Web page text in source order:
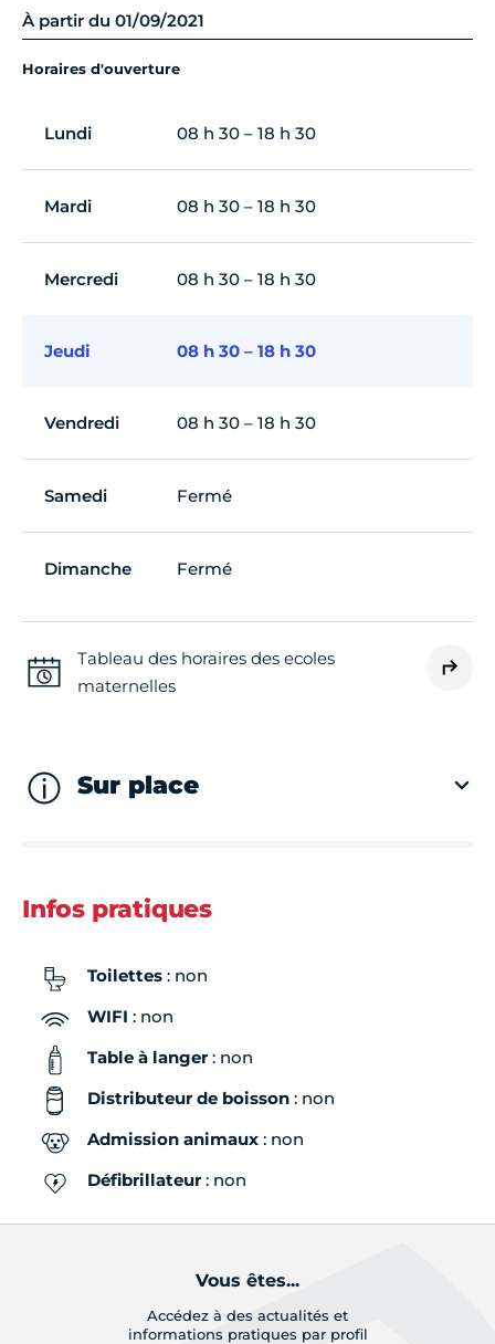
À partir du 01/09/2021
Horaires d'ouverture
Lundi 08 h 30 – 18 h 30
Mardi 08 h 30 – 18 h 30
Mercredi 08 h 30 – 18 h 30
Jeudi 08 h 30 – 18 h 30
Vendredi 08 h 30 – 18 h 30
Samedi Fermé
Dimanche Fermé
Tableau des horaires des ecoles
maternelles
Sur place
Infos pratiques
Toilettes : non
WIFI : non
Table à langer: non
Distributeur de boisson : non
Admission animaux : non
Défibrillateur: non
Vous êtes...
Accédez à des actualités et
informations pratiques par profil